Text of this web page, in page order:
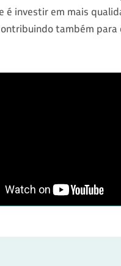
é investir em mais
também